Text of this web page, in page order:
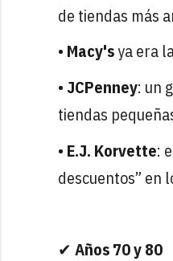
de tiendas más
• Macy'sya era
•JCPenney: un
tiendas
• E.J. Korvette:
descuentos” en
✔ Años 70 y 80